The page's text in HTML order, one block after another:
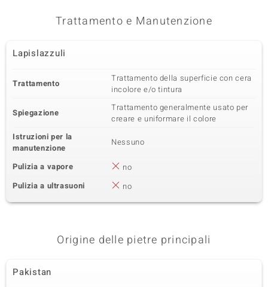
Trattamento e Manutenzione
Lapislazzuli
Trattamento
Trattamento della superficie con cera
incolore e/o tintura
Spiegazione
Trattamento generalmente usato per
creare e uniformare il colore
Istruzioni per la
manutenzione
Nessuno
Pulizia a vapore
no
Pulizia a ultrasuoni
no
Origine delle pietre principali
Pakistan